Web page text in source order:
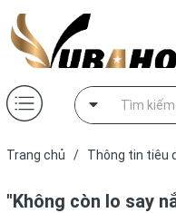
Trang chủ / Thông tin tiêu
"Không còn lo say